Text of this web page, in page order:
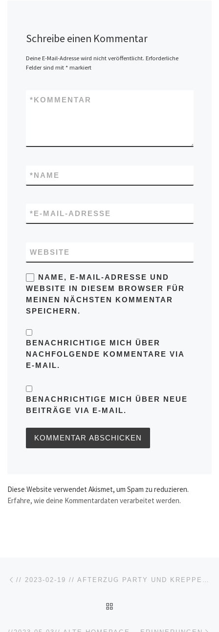
Schreibe einen Kommentar
Deine E-Mail-Adresse wird nicht veröffentlicht. Erforderliche
Felder sind mit *markiert
KOMMENTAR
*
NAME
*
E-MAIL-ADRESSE
*
WEBSITE
NAME, E-MAIL-ADRESSE UND
WEBSITE IN DIESEM BROWSER FÜR
MEINEN NÄCHSTEN KOMMENTAR
SPEICHERN.
BENACHRICHTIGE MICH ÜBER
NACHFOLGENDE KOMMENTARE VIA
E-MAIL.
BENACHRICHTIGE MICH ÜBER NEUE
BEITRÄGE VIA E-MAIL.
Diese Website verwendet Akismet, um Spam zu reduzieren.
Erfahre, wie deine Kommentardaten verarbeitet werden.
Beitragsnavigation